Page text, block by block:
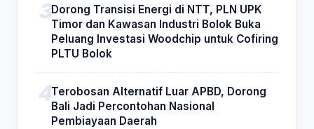
Dorong Transisi Energi di NTT, PLN UPK
Timor dan Kawasan Industri Bolok Buka
Peluang Investasi Woodchip untuk Cofiring
PLTU Bolok
Terobosan Alternatif Luar APBD, Dorong
Bali Jadi Percontohan Nasional
Pembiayaan Daerah